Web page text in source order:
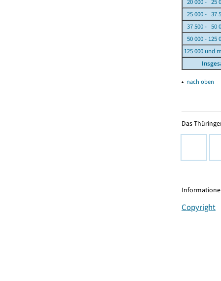
20 000 - 25
25 000 - 37
37 500 - 50
50 000 - 125
125 000 und
▴ nach oben
Das
Copyright